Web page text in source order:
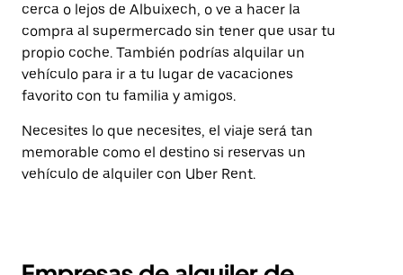
cerca o lejos de Albuixech, o ve a hacer la
compra al supermercado sin tener que usar tu
propio coche. También podrías alquilar un
vehículo para ir a tu lugar de vacaciones
favorito con tu familia y amigos.
Necesites lo que necesites, el viaje será tan
memorable como el destino si reservas un
vehículo de alquiler con Uber Rent.